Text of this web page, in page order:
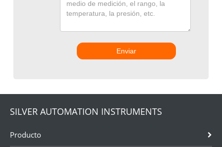
Enviar
SILVER AUTOMATION INSTRUMENTS
Producto